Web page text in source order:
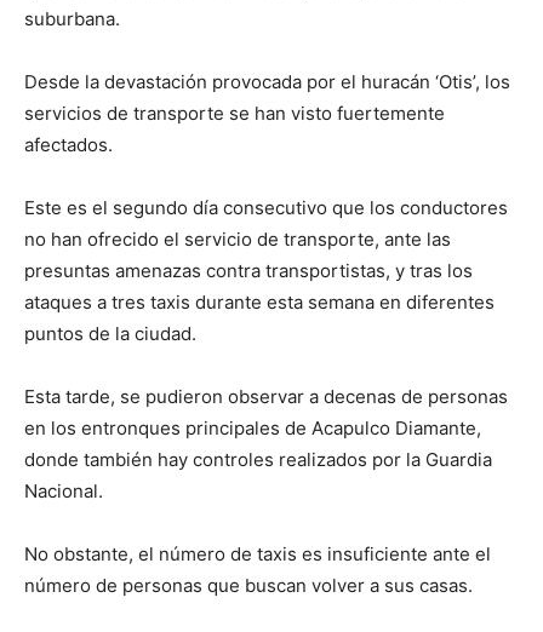
suburbana.
Desde la devastación provocada por el huracán ‘Otis’, los
servicios de transporte se han visto fuertemente
afectados.
Este es el segundo día consecutivo que los conductores
no han ofrecido el servicio de transporte, ante las
presuntas amenazas contra transportistas, y tras los
ataques a tres taxis durante esta semana en diferentes
puntos de la ciudad.
Esta tarde, se pudieron observar a decenas de personas
en los entronques principales de Acapulco Diamante,
donde también hay controles realizados por la Guardia
Nacional.
No obstante, el número de taxis es insuficiente ante el
número de personas que buscan volver a sus casas.